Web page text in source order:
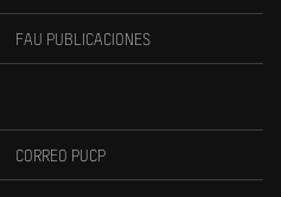
FAU PUBLICACIONES
CORREO PUCP